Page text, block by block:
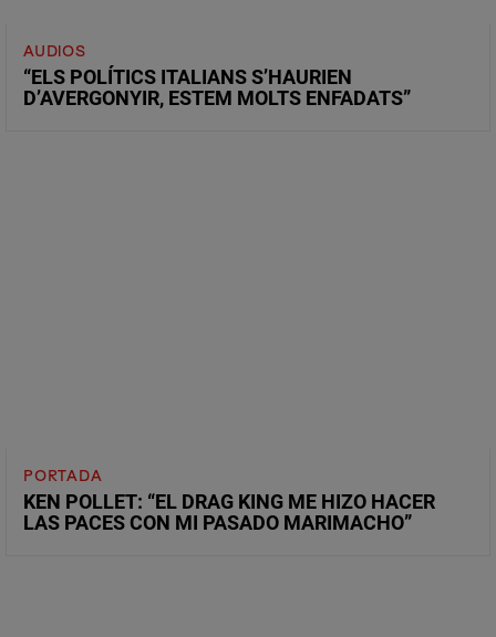
AUDIOS
“ELS POLÍTICS ITALIANS S’HAURIEN
D’AVERGONYIR, ESTEM MOLTS ENFADATS”
PORTADA
KEN POLLET: “EL DRAG KING ME HIZO HACER
LAS PACES CON MI PASADO MARIMACHO”